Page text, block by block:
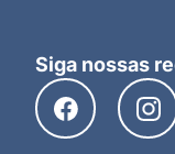
Siga nossas